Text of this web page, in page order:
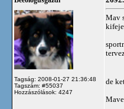
Tagság: 2008-01-27 21:36:48
Tagszám: #55037
Hozzászólások: 4247
Mav
de